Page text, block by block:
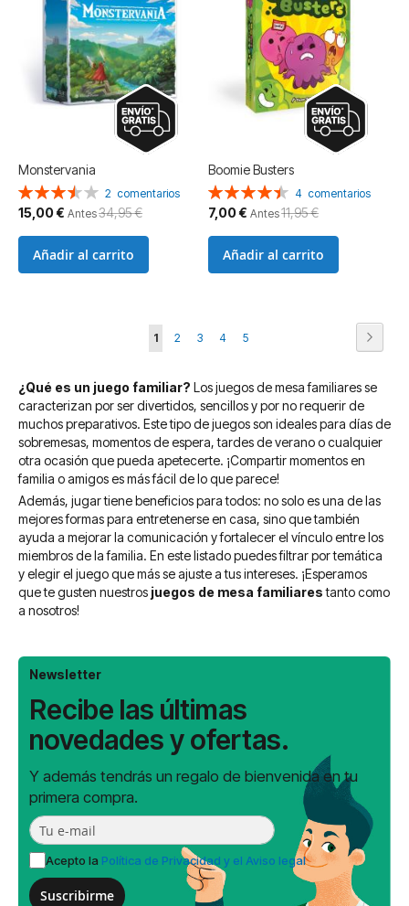
Monstervania
Valoración:
70%
2 comentarios
Precio
especial
15,00 € Antes34,95 €
Añadir al carrito
Boomie Busters
Valoración:
90%
4 comentarios
Precio
especial
7,00 € Antes11,95 €
Añadir al carrito
Página
Actualmente
leyendo
página
1 Página
2 Página
3 Página
4 Página
5
¿Qué es un juego familiar? Los juegos de mesa familiares se
caracterizan por ser divertidos, sencillos y por no requerir de
muchos preparativos. Este tipo de juegos son ideales para días de
sobremesas, momentos de espera, tardes de verano o cualquier
otra ocasión que pueda apetecerte. ¡Compartir momentos en
familia o amigos es más fácil de lo que parece!
Además, jugar tiene beneficios para todos: no solo es una de las
mejores formas para entretenerse en casa, sino que también
ayuda a mejorar la comunicación y fortalecer el vínculo entre los
miembros de la familia. En este listado puedes filtrar por temática
y elegir el juego que más se ajuste a tus intereses. ¡Esperamos
que te gusten nuestros juegos de mesa familiarestanto como
a nosotros!
Newsletter
Recibe las últimas
novedades y ofertas.
Y además tendrás un regalo de bienvenida en tu
primera compra.
Acepto la Política de Privacidad y el Aviso legal
Suscribirme